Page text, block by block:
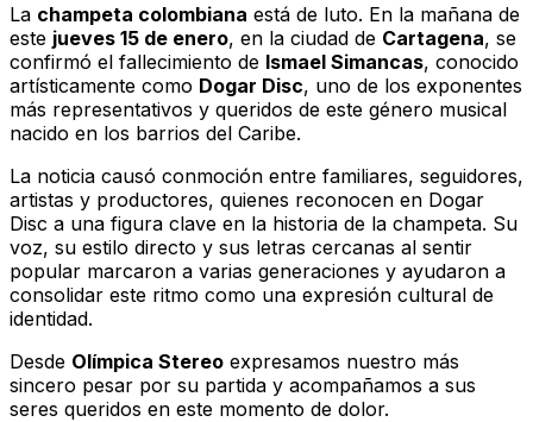
La champeta colombiana está de luto. En la mañana de
este jueves 15 de enero, en la ciudad de Cartagena, se
confirmó el fallecimiento de Ismael Simancas, conocido
artísticamente como Dogar Disc, uno de los exponentes
más representativos y queridos de este género musical
nacido en los barrios del Caribe.
La noticia causó conmoción entre familiares, seguidores,
artistas y productores, quienes reconocen en Dogar
Disc a una figura clave en la historia de la champeta. Su
voz, su estilo directo y sus letras cercanas al sentir
popular marcaron a varias generaciones y ayudaron a
consolidar este ritmo como una expresión cultural de
identidad.
Desde Olímpica Stereo expresamos nuestro más
sincero pesar por su partida y acompañamos a sus
seres queridos en este momento de dolor.